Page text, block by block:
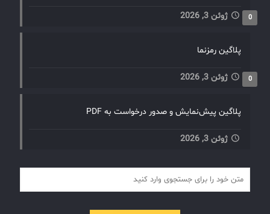
ژوئن 3, 2026 0
پلاگین رمزنما
ژوئن 3, 2026 0
پلاگین پیش‌نمایش و صدور درخواست به PDF
ژوئن 3, 2026